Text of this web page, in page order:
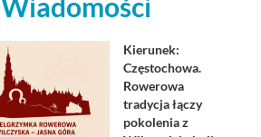
Kierunek:
Częstochowa.
Rowerowa
tradycja łączy
pokolenia z